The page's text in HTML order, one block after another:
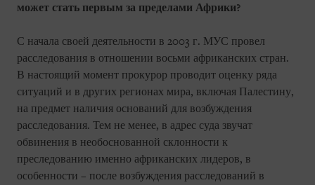
может стать первым за пределами Африки?
С начала своей деятельности в 2003 г. МУС провел
расследования в отношении восьми африканских стран.
В настоящий момент прокурор проводит оценку ряда
ситуаций и в других регионах мира, включая Палестину,
на предмет наличия оснований для возбуждения
расследования. Тем не менее, в адрес суда звучат
обвинения в необоснованной склонности к
преследованию именно африканских лидеров, в
особенности – после возбуждения расследований в